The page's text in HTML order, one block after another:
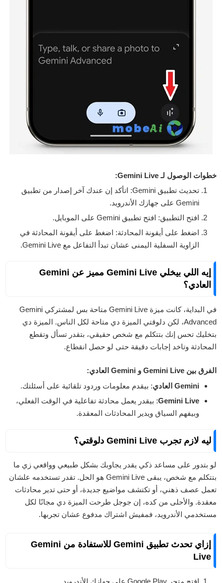
خطوات الوصول لـ Gemini Live:
تحديث تطبيق Gemini: اتأكد إن عندك آخر إصدار من تطبيق
Gemini على جهازك الأندرويد.
افتح التطبيق: افتح تطبيق Gemini على الموبايل.
اضغط على أيقونة المحادثة: اضغط على أيقونة المحادثة في
الزاوية السفلية اليمنى عشان تبدأ التفاعل مع Gemini Live.
إيه اللي بيخلي Gemini Live مميز عن Gemini
العادي؟
في البداية، كانت ميزة Gemini Live متاحة بس لمشتركي Gemini
Advanced، لكن دلوقتي الميزة دي متاحة لكل الناس. الميزة دي
بتخليك تحس إنك بتتكلم مع شخص حقيقي، بتقدر تسأل وتقطع
المحادثة وتاخد إجابات دقيقة حتى لو حصل انقطاع.
الفرق بين Gemini Live و Gemini العادي:
Gemini العادي
: بيقدم معلومات وردود تلقائية على أسئلتك.
Gemini Live: بيقدر يعمل محادثة تفاعلية في الوقت الفعلي،
وبيفهم السياق ويدير المحادثات المعقدة.
ليه لازم تجرب Gemini Live دلوقتي؟
لو بتدور على مساعد ذكي يقدر يجاوبك بشكل طبيعي وواقعي زي ما
بتتكلم مع شخص، يبقى Gemini Live هو الحل. تقدر تستخدمه علشان
تعمل عصف ذهني، أو تكتشف مواضيع جديدة، أو حتى تدير محادثات
معقدة. والأحلى من كده، إن جوجل طرحت الميزة دي مجانًا لكل
مستخدمي الأندرويد، فمفيش اشتراك مدفوع عشان تجربها.
إزاي تحدث تطبيق Gemini للاستفادة من Gemini
Live
افتح متجر Google Play على جهازك الأندرويد.